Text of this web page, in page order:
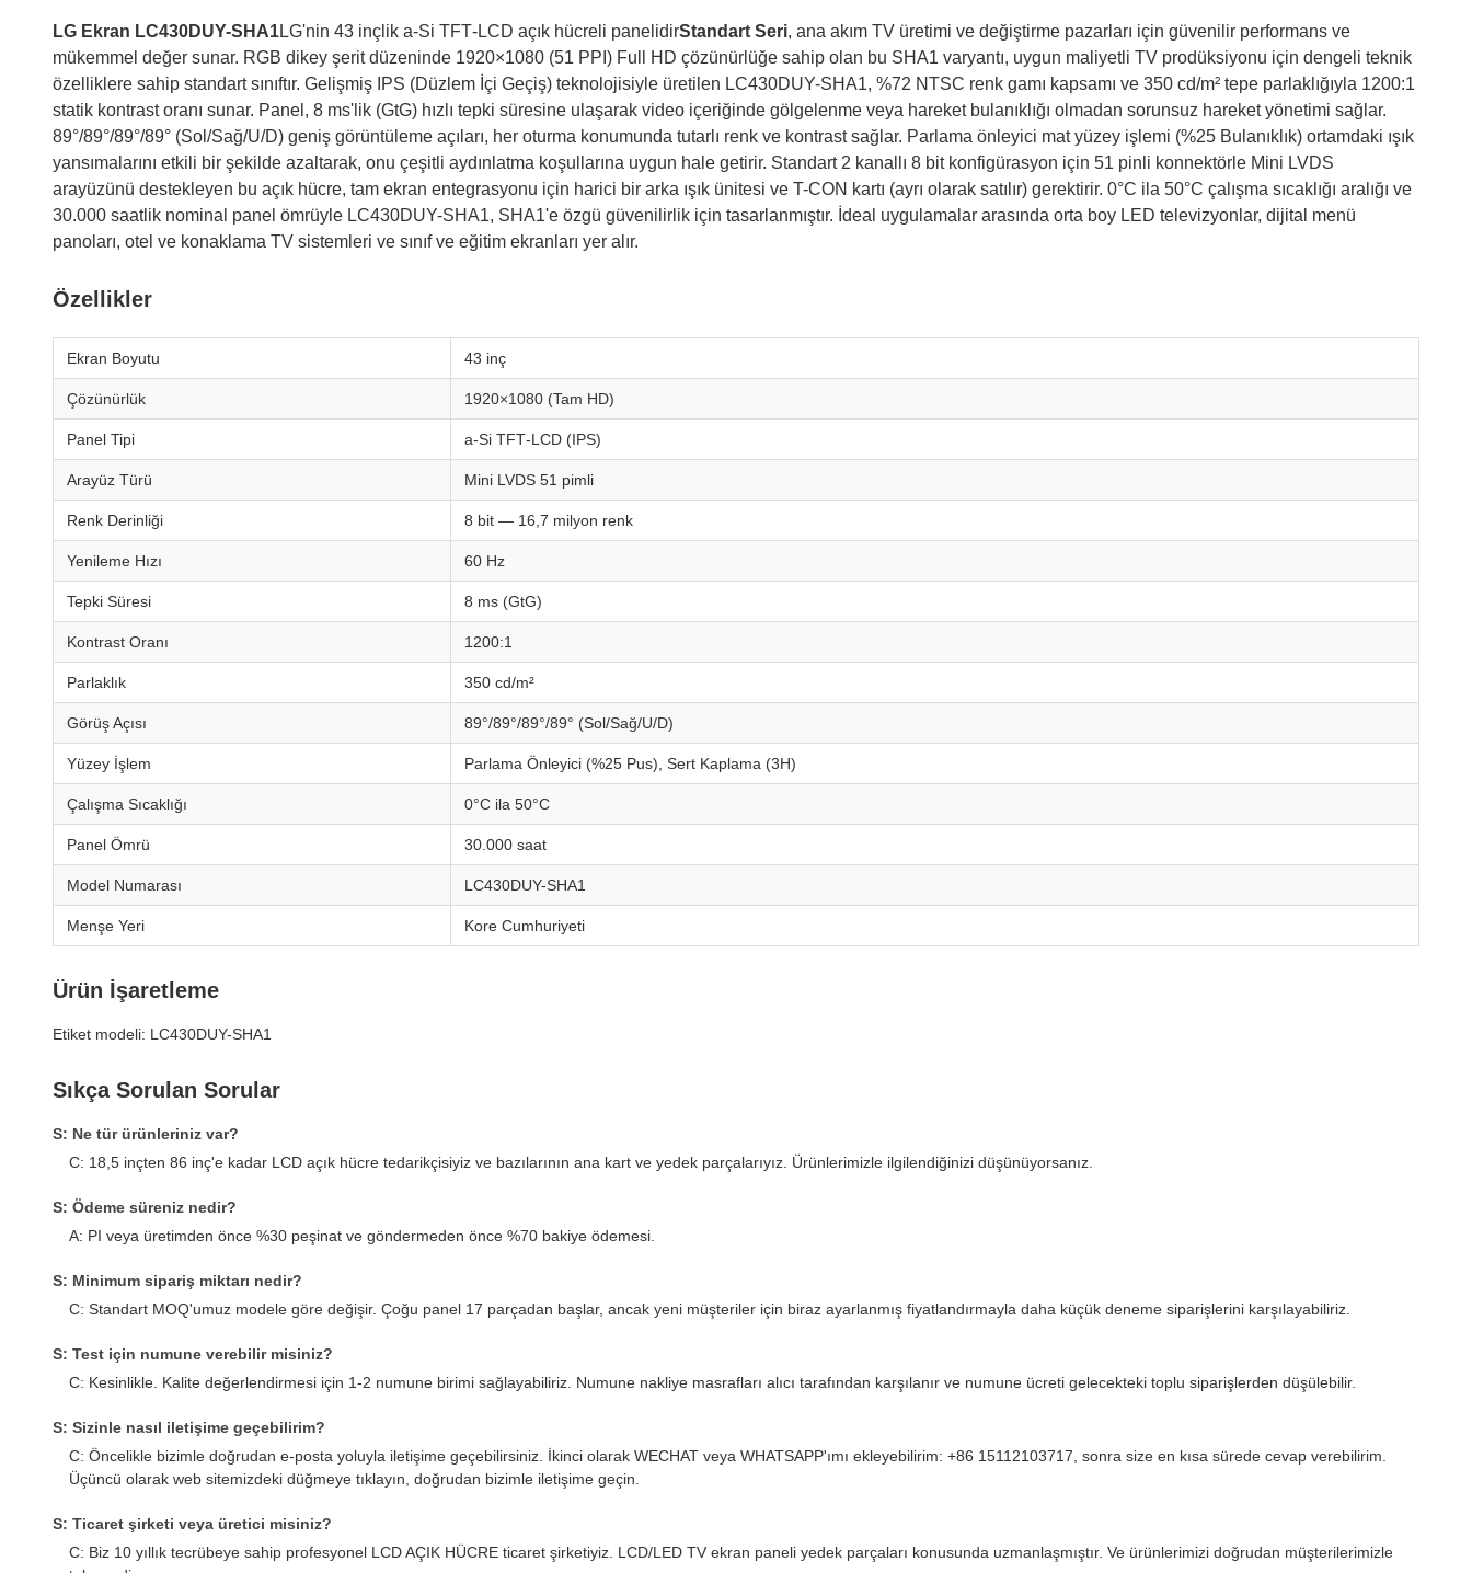
LG Ekran LC430DUY-SHA1LG'nin 43 inçlik a‑Si TFT‑LCD açık hücreli panelidirStandart Seri, ana akım TV üretimi ve değiştirme pazarları için güvenilir performans ve
mükemmel değer sunar. RGB dikey şerit düzeninde 1920×1080 (51 PPI) Full HD çözünürlüğe sahip olan bu SHA1 varyantı, uygun maliyetli TV prodüksiyonu için dengeli teknik
özelliklere sahip standart sınıftır. Gelişmiş IPS (Düzlem İçi Geçiş) teknolojisiyle üretilen LC430DUY-SHA1, %72 NTSC renk gamı ​​kapsamı ve 350 cd/m² tepe parlaklığıyla 1200:1
statik kontrast oranı sunar. Panel, 8 ms'lik (GtG) hızlı tepki süresine ulaşarak video içeriğinde gölgelenme veya hareket bulanıklığı olmadan sorunsuz hareket yönetimi sağlar.
89°/89°/89°/89° (Sol/Sağ/U/D) geniş görüntüleme açıları, her oturma konumunda tutarlı renk ve kontrast sağlar. Parlama önleyici mat yüzey işlemi (%25 Bulanıklık) ortamdaki ışık
yansımalarını etkili bir şekilde azaltarak, onu çeşitli aydınlatma koşullarına uygun hale getirir. Standart 2 kanallı 8 bit konfigürasyon için 51 pinli konnektörle Mini LVDS
arayüzünü destekleyen bu açık hücre, tam ekran entegrasyonu için harici bir arka ışık ünitesi ve T-CON kartı (ayrı olarak satılır) gerektirir. 0°C ila 50°C çalışma sıcaklığı aralığı ve
30.000 saatlik nominal panel ömrüyle LC430DUY-SHA1, SHA1'e özgü güvenilirlik için tasarlanmıştır. İdeal uygulamalar arasında orta boy LED televizyonlar, dijital menü
panoları, otel ve konaklama TV sistemleri ve sınıf ve eğitim ekranları yer alır.
Özellikler
Ekran Boyutu 43 inç
Çözünürlük 1920×1080 (Tam HD)
Panel Tipi a‑Si TFT‑LCD (IPS)
Arayüz Türü Mini LVDS 51 pimli
Renk Derinliği 8 bit — 16,7 milyon renk
Yenileme Hızı 60 Hz
Tepki Süresi 8 ms (GtG)
Kontrast Oranı 1200:1
Parlaklık 350 cd/m²
Görüş Açısı 89°/89°/89°/89° (Sol/Sağ/U/D)
Yüzey İşlem Parlama Önleyici (%25 Pus), Sert Kaplama (3H)
Çalışma Sıcaklığı 0°C ila 50°C
Panel Ömrü 30.000 saat
Model Numarası LC430DUY-SHA1
Menşe Yeri Kore Cumhuriyeti
Ürün İşaretleme
Etiket modeli: LC430DUY-SHA1
Sıkça Sorulan Sorular
S: Ne tür ürünleriniz var?
C: 18,5 inçten 86 inç'e kadar LCD açık hücre tedarikçisiyiz ve bazılarının ana kart ve yedek parçalarıyız. Ürünlerimizle ilgilendiğinizi düşünüyorsanız.
S: Ödeme süreniz nedir?
A: PI veya üretimden önce %30 peşinat ve göndermeden önce %70 bakiye ödemesi.
S: Minimum sipariş miktarı nedir?
C: Standart MOQ'umuz modele göre değişir. Çoğu panel 17 parçadan başlar, ancak yeni müşteriler için biraz ayarlanmış fiyatlandırmayla daha küçük deneme siparişlerini karşılayabiliriz.
S: Test için numune verebilir misiniz?
C: Kesinlikle. Kalite değerlendirmesi için 1-2 numune birimi sağlayabiliriz. Numune nakliye masrafları alıcı tarafından karşılanır ve numune ücreti gelecekteki toplu siparişlerden düşülebilir.
S: Sizinle nasıl iletişime geçebilirim?
C: Öncelikle bizimle doğrudan e-posta yoluyla iletişime geçebilirsiniz. İkinci olarak WECHAT veya WHATSAPP'ımı ekleyebilirim: +86 15112103717, sonra size en kısa sürede cevap verebilirim.
Üçüncü olarak web sitemizdeki düğmeye tıklayın, doğrudan bizimle iletişime geçin.
S: Ticaret şirketi veya üretici misiniz?
C: Biz 10 yıllık tecrübeye sahip profesyonel LCD AÇIK HÜCRE ticaret şirketiyiz. LCD/LED TV ekran paneli yedek parçaları konusunda uzmanlaşmıştır. Ve ürünlerimizi doğrudan müşterilerimizle